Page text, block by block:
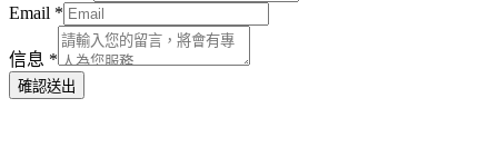
Email *
信息 *
確認送出